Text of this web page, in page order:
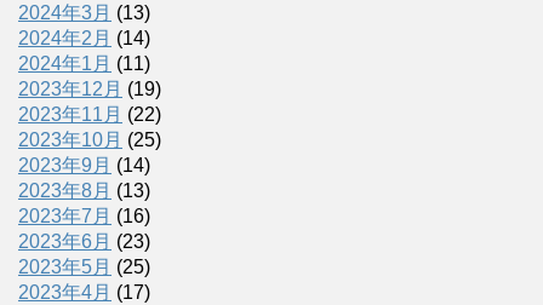
2024年3月 (13)
2024年2月 (14)
2024年1月 (11)
2023年12月 (19)
2023年11月 (22)
2023年10月 (25)
2023年9月 (14)
2023年8月 (13)
2023年7月 (16)
2023年6月 (23)
2023年5月 (25)
2023年4月 (17)